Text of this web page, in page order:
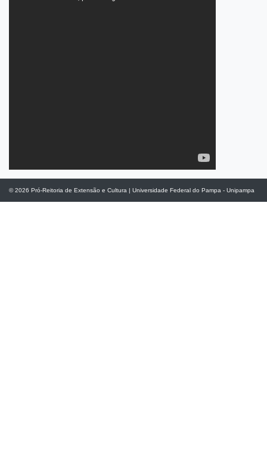
© 2026 Pró-Reitoria de Extensão e Cultura | Universidade Federal do Pampa - Unipampa